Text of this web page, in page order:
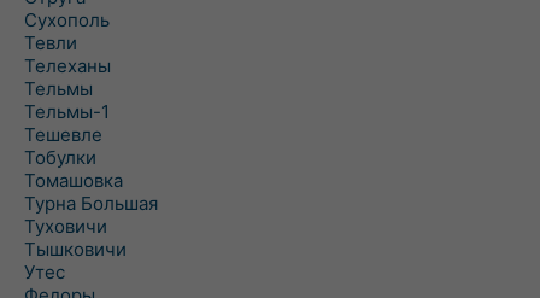
Сухополь
Тевли
Телеханы
Тельмы
Тельмы-1
Тешевле
Тобулки
Томашовка
Турна Большая
Туховичи
Тышковичи
Утес